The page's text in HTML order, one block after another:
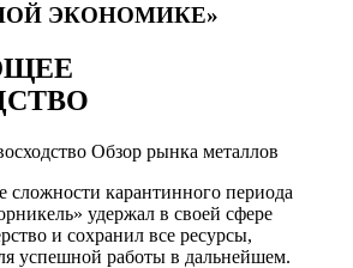
ЭКОНОМИКЕ»
Обзор рынка металлов
сложности карантинного периода
удержал в своей сфере
и сохранил все ресурсы,
успешной работы в дальнейшем.